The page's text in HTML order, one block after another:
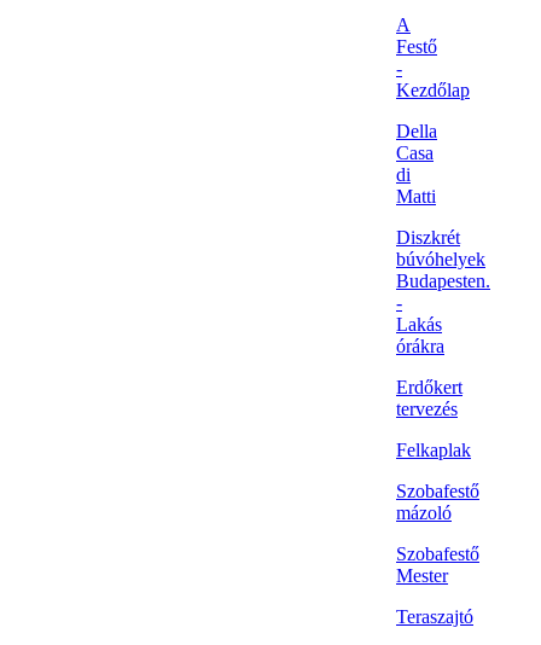
A
Festő
-
Kezdőlap
Della
Casa
di
Matti
Diszkrét
búvóhelyek
Budapesten.
-
Lakás
órákra
Erdőkert
tervezés
Felkaplak
Szobafestő
mázoló
Szobafestő
Mester
Teraszajtó